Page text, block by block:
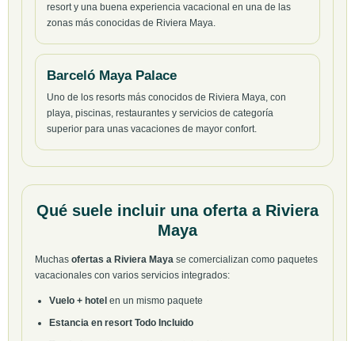
resort y una buena experiencia vacacional en una de las
zonas más conocidas de Riviera Maya.
Barceló Maya Palace
Uno de los resorts más conocidos de Riviera Maya, con
playa, piscinas, restaurantes y servicios de categoría
superior para unas vacaciones de mayor confort.
Qué suele incluir una oferta a Riviera
Maya
Muchas ofertas a Riviera Maya se comercializan como paquetes
vacacionales con varios servicios integrados:
Vuelo + hotel en un mismo paquete
Estancia en resort Todo Incluido